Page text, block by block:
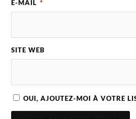
E-MAIL *
SITE WEB
OUI, AJOUTEZ-MOI À VOTRE